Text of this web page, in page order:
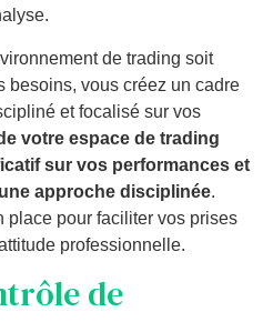
de trading soit
besoins, vous créez un cadre
et focalisé sur vos
votre espace de trading
sur vos performances et
approche disciplinée.
place pour faciliter vos prises
professionnelle.
de